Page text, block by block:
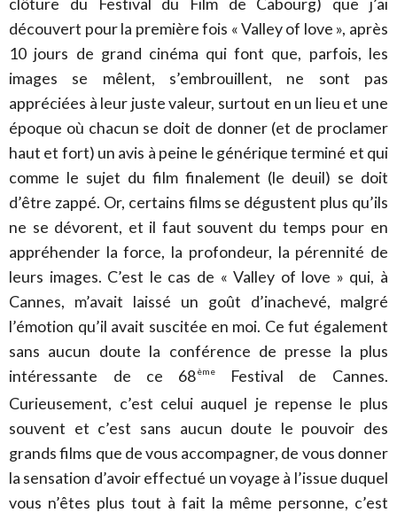
découvert pour la première fois « Valley of love », après
10 jours de grand cinéma qui font que, parfois, les
images se mêlent, s’embrouillent, ne sont pas
appréciées à leur juste valeur, surtout en un lieu et une
époque où chacun se doit de donner (et de proclamer
haut et fort) un avis à peine le générique terminé et qui
comme le sujet du film finalement (le deuil) se doit
d’être zappé. Or, certains films se dégustent plus qu’ils
ne se dévorent, et il faut souvent du temps pour en
appréhender la force, la profondeur, la pérennité de
leurs images. C’est le cas de « Valley of love » qui, à
Cannes, m’avait laissé un goût d’inachevé, malgré
l’émotion qu’il avait suscitée en moi. Ce fut également
sans aucun doute la conférence de presse la plus
intéressante de ce 68èmeFestival de Cannes.
Curieusement, c’est celui auquel je repense le plus
souvent et c’est sans aucun doute le pouvoir des
grands films que de vous accompagner, de vous donner
la sensation d’avoir effectué un voyage à l’issue duquel
vous n’êtes plus tout à fait la même personne, c’est